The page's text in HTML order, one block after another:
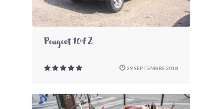
Peugeot 104 Z
29 SEPTEMBRE 2018